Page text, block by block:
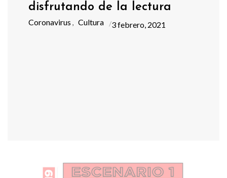
disfrutando de la lectura
Coronavirus , Cultura 3 febrero, 2021